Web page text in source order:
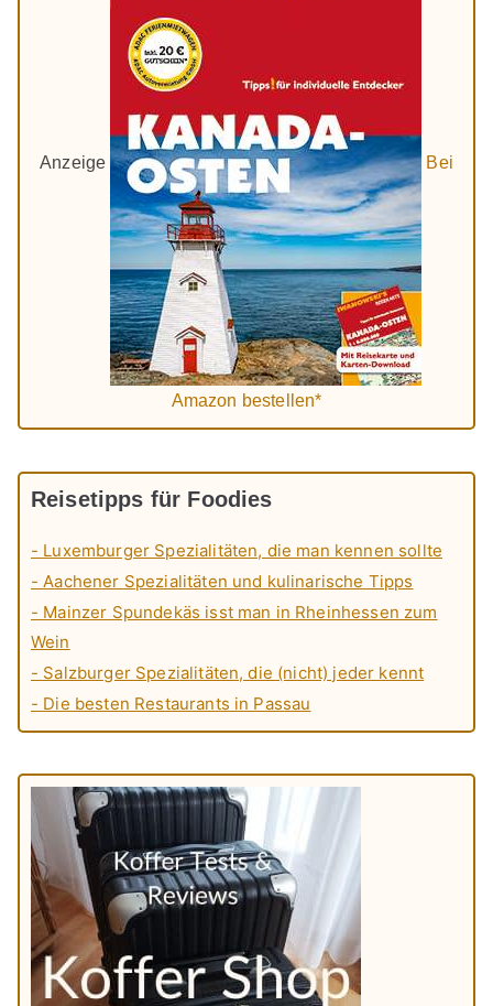
Anzeige Bei
Amazon bestellen*
Reisetipps für Foodies
- Luxemburger Spezialitäten, die man kennen sollte
- Aachener Spezialitäten und kulinarische Tipps
- Mainzer Spundekäs isst man in Rheinhessen zum
Wein
- Salzburger Spezialitäten, die (nicht) jeder kennt
- Die besten Restaurants in Passau